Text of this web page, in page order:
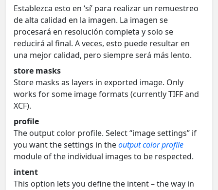
Establezca esto en ‘sí’ para realizar un remuestreo
de alta calidad en la imagen. La imagen se
procesará en resolución completa y solo se
reducirá al final. A veces, esto puede resultar en
una mejor calidad, pero siempre será más lento.
store masks
Store masks as layers in exported image. Only
works for some image formats (currently TIFF and
XCF).
profile
The output color profile. Select “image settings” if
you want the settings in theoutput color profile
module of the individual images to be respected.
intent
This option lets you define the intent – the way in